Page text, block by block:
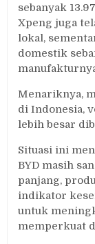
sebanyak
Xpeng juga
lokal,
domestik
Menariknya,
di Indonesia,
lebih besar
Situasi ini
BYD masih
panjang,
indikator
untuk
memperkuat